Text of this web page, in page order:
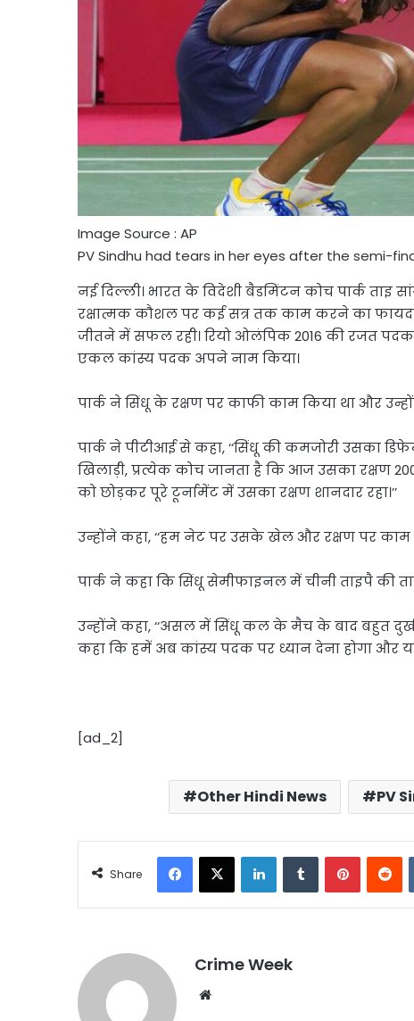
Image Source : AP
PV Sindhu had tears in her eyes after the semi-
नई दिल्ली। भारत के विदेशी बैडमिंटन कोच पार्क
रक्षात्मक कौशल पर कई सत्र तक काम करने का
जीतने में सफल रही। रियो ओलंपिक 2016 की रजत पदक
एकल कांस्य पदक अपने नाम किया।
पार्क ने सिंधू के रक्षण पर काफी काम किया था और
पार्क ने पीटीआई से कहा, ‘‘सिंधू की कमजोरी उसका
खिलाड़ी, प्रत्येक कोच जानता है कि आज उसका रक्षण
को छोड़कर पूरे टूर्नामेंट में उसका रक्षण शानदार रहा।’’
उन्होंने कहा, ‘‘हम नेट पर उसके खेल और रक्षण पर
पार्क ने कहा कि सिंधू सेमीफाइनल में चीनी ताइपै की
उन्होंने कहा, ‘‘असल में सिंधू कल के मैच के बाद बहुत
कहा कि हमें अब कांस्य पदक पर ध्यान देना होगा और यह
[ad_2]
Other Hindi News PV
Share
Facebook
X LinkedInTumblrPinterest
Crime Week